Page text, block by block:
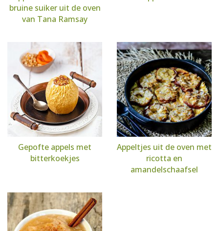
bruine suiker uit de oven
van Tana Ramsay
Gepofte appels met
bitterkoekjes
Appeltjes uit de oven met
ricotta en
amandelschaafsel